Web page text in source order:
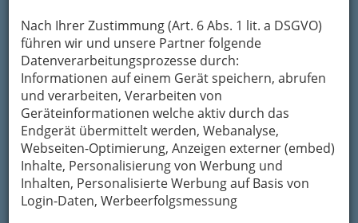
Nach Ihrer Zustimmung (Art. 6 Abs. 1 lit. a DSGVO)
führen wir und unsere Partner folgende
Datenverarbeitungsprozesse durch:
Informationen auf einem Gerät speichern, abrufen
und verarbeiten, Verarbeiten von
Geräteinformationen welche aktiv durch das
Endgerät übermittelt werden, Webanalyse,
Webseiten-Optimierung, Anzeigen externer (embed)
Inhalte, Personalisierung von Werbung und
Inhalten, Personalisierte Werbung auf Basis von
Login-Daten, Werbeerfolgsmessung
Mein Name
Meine Email Adresse
Mein Betreff
Meine Nachricht